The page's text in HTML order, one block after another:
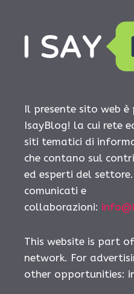
Il presente sito web
IsayBlog! la cui rete
siti tematici di
che contano sul
ed esperti del
comunicati e
collaborazioni:
This website is part
network. For
other opportunities: